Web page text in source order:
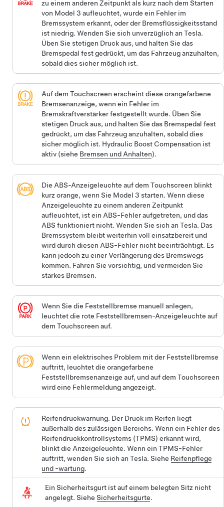
zu einem anderen Zeitpunkt als kurz nach dem Starten
von Model 3 aufleuchtet, wurde ein Fehler im
Bremssystem erkannt, oder der Bremsflüssigkeitsstand
ist niedrig. Wenden Sie sich unverzüglich an Tesla.
Üben Sie stetigen Druck aus, und halten Sie das
Bremspedal fest gedrückt, um das Fahrzeug anzuhalten,
sobald dies sicher möglich ist.
Auf dem Touchscreen erscheint diese orangefarbene
Bremsenanzeige, wenn ein Fehler im
Bremskraftverstärker festgestellt wurde. Üben Sie
stetigen Druck aus, und halten Sie das Bremspedal fest
gedrückt, um das Fahrzeug anzuhalten, sobald dies
sicher möglich ist. Hydraulic Boost Compensation ist
aktiv (siehe Bremsen und Anhalten).
Die ABS-Anzeigeleuchte auf dem Touchscreen blinkt
kurz orange, wenn Sie Model 3 starten. Wenn diese
Anzeigeleuchte zu einem anderen Zeitpunkt
aufleuchtet, ist ein ABS-Fehler aufgetreten, und das
ABS funktioniert nicht. Wenden Sie sich an Tesla. Das
Bremssystem bleibt weiterhin voll einsatzbereit und
wird durch diesen ABS-Fehler nicht beeinträchtigt. Es
kann jedoch zu einer Verlängerung des Bremswegs
kommen. Fahren Sie vorsichtig, und vermeiden Sie
starkes Bremsen.
Wenn Sie die Feststellbremse manuell anlegen,
leuchtet die rote Feststellbremsen-Anzeigeleuchte auf
dem Touchscreen auf.
Wenn ein elektrisches Problem mit der Feststellbremse
auftritt, leuchtet die orangefarbene
Feststellbremsenanzeige auf, und auf dem Touchscreen
wird eine Fehlermeldung angezeigt.
Reifendruckwarnung. Der Druck im Reifen liegt
außerhalb des zulässigen Bereichs. Wenn ein Fehler des
Reifendruckkontrollsystems (TPMS) erkannt wird,
blinkt die Anzeigeleuchte. Wenn ein TPMS-Fehler
auftritt, wenden Sie sich an Tesla. Siehe Reifenpflege
und -wartung.
Ein Sicherheitsgurt ist auf einem belegten Sitz nicht
angelegt. SieheSicherheitsgurte.